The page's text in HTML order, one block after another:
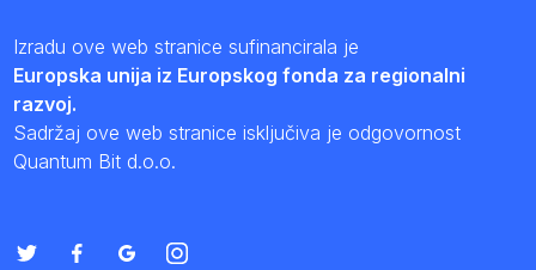
Izradu ove web stranice sufinancirala je
Europska unija iz Europskog fonda za regionalni
razvoj.
Sadržaj ove web stranice isključiva je odgovornost
Quantum Bit d.o.o.